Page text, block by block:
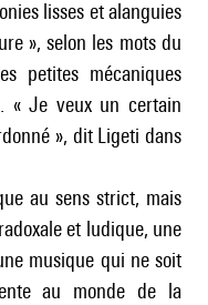
lisses et alanguies
», selon les mots du
petites mécaniques
« Je veux un certain
», dit Ligeti dans
au sens strict, mais
et ludique, une
musique qui ne soit
au monde de la